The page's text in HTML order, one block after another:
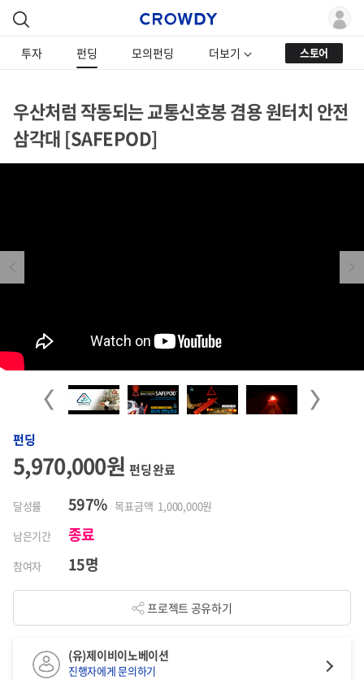
투자 펀딩 모의펀딩 더보기 스토어
우산처럼 작동되는 교통신호봉 겸용 원터치 안전
삼각대 [SAFEPOD]
Previous Next
Previous Next
펀딩
5,970,000원펀딩 완료
달성률 597% 목표금액 1,000,000원
남은기간
종료
참여자 15명
프로젝트 공유하기
(유)제이비이노베이션
진행자에게 문의하기